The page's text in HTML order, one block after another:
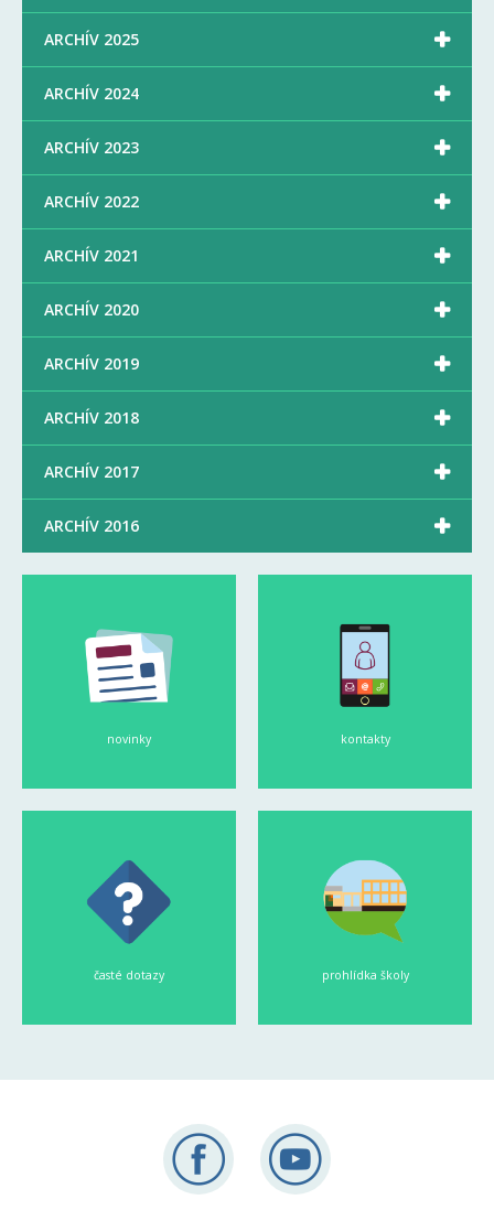
ARCHÍV 2025 
ARCHÍV 2024 
ARCHÍV 2023 
ARCHÍV 2022 
ARCHÍV 2021 
ARCHÍV 2020 
ARCHÍV 2019 
ARCHÍV 2018 
ARCHÍV 2017 
ARCHÍV 2016 
novinky kontakty
časté dotazy prohlídka školy